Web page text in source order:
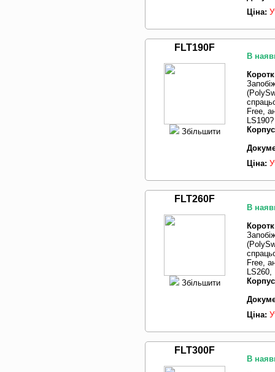
Ціна:
FLT190F
Збільшити
В
Free,
Ціна:
FLT260F
Збільшити
В
Free,
LS260,
Ціна:
FLT300F
В